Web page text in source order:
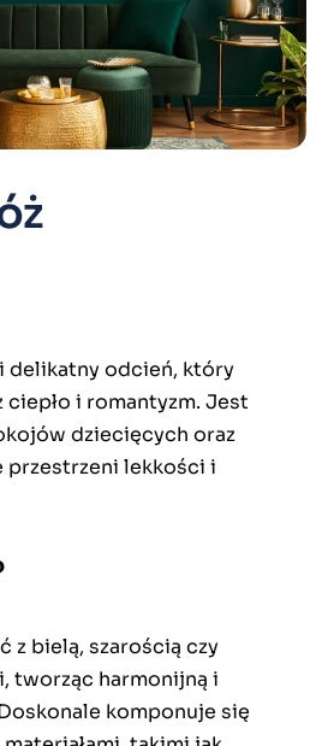
delikatny odcień, który
i romantyzm. Jest
dziecięcych oraz
przestrzeni lekkości i
z bielą, szarością czy
tworząc harmonijną i
komponuje się